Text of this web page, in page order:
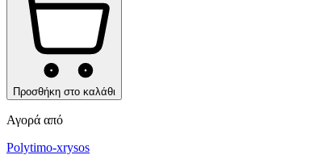
Προσθήκη στο καλάθι
Αγορά από
Polytimo-xrysos